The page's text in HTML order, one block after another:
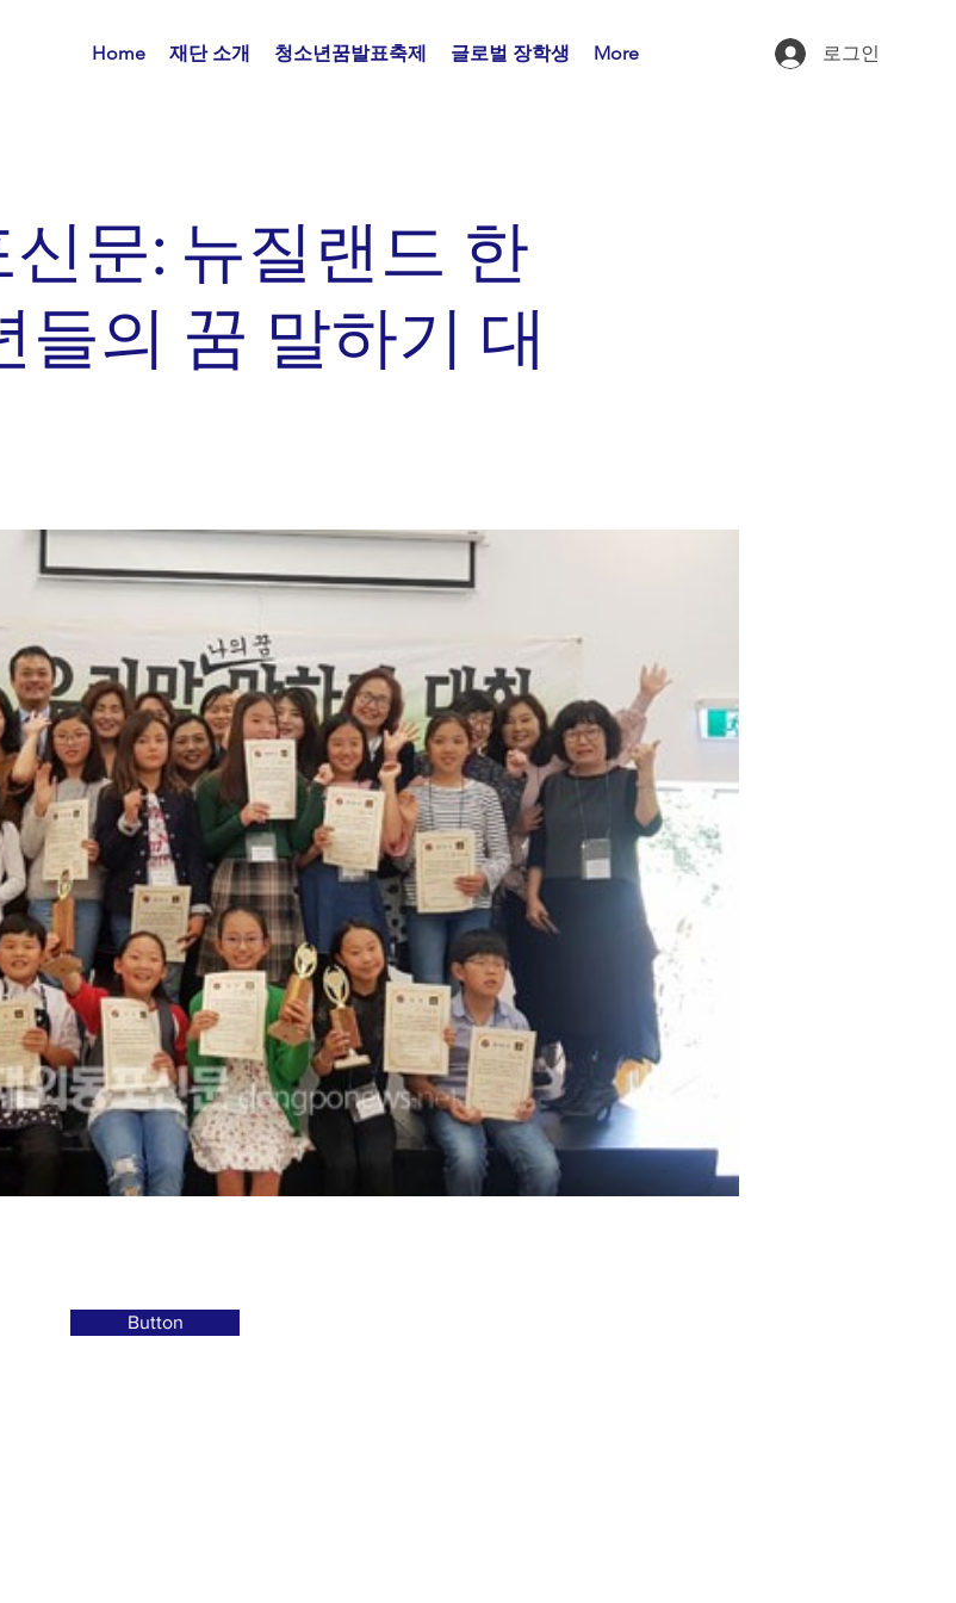
Home 재단 소개 청소년꿈발표축제 글로벌 장학생 More 로그인
문: 뉴질랜드 한
들의 꿈 말하기 대
Button